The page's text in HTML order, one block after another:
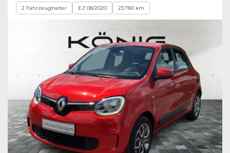
2 Fahrzeughalter EZ 08/2020 23.780 km